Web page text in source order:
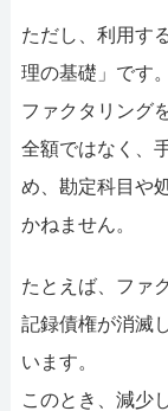
ファクタ
ただし、利用す
理の基礎」です。
ファクタリング
全額ではなく、
め、勘定科目や
かねません。
たとえば、ファ
記録債権が消滅
います。
このとき、減少